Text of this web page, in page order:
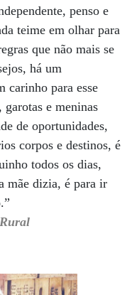
penso e
teime em olhar para
que não mais se
há um
carinho para esse
e meninas
de oportunidades,
corpos e destinos, é
todos os dias,
mãe dizia, é para ir